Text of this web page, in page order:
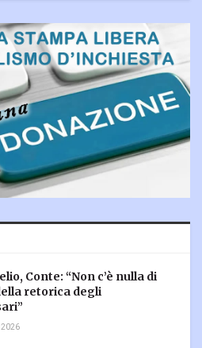
Conte: “Non c’è nulla di
retorica degli
2026